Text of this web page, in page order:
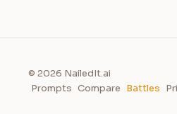
© 2026 NailedIt.ai
Prompts Compare Battles